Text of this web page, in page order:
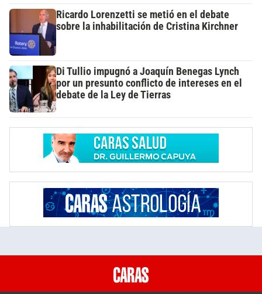
Ricardo Lorenzetti se metió en el debate
sobre la inhabilitación de Cristina Kirchner
Di Tullio impugnó a Joaquín Benegas Lynch
por un presunto conflicto de intereses en el
debate de la Ley de Tierras